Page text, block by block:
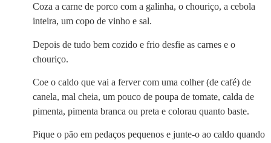
Coza a carne de porco com a galinha, o chouriço, a cebola
inteira, um copo de vinho e sal.
Depois de tudo bem cozido e frio desfie as carnes e o
chouriço.
Coe o caldo que vai a ferver com uma colher (de café) de
canela, mal cheia, um pouco de poupa de tomate, calda de
pimenta, pimenta branca ou preta e colorau quanto baste.
Pique o pão em pedaços pequenos e junte-o ao caldo quando